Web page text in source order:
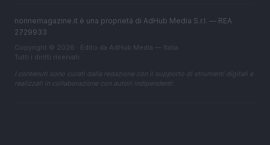
nonnemagazine.it è una proprietà di AdHub Media S.r.l. — REA
2729933
Copyright © 2026 · Edito da AdHub Media — Italia
Tutti i diritti riservati
I contenuti sono curati dalla redazione con il supporto di strumenti digitali e
realizzati in collaborazione con autori indipendenti.